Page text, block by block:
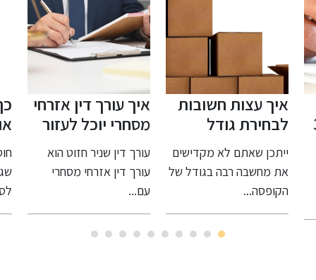
איך עורך דין אזרחי
מסחרי יוכל לעזור
לך?
עורך דין שניר חזוט הוא
עורך דין אזרחי מסחרי
עם...
כך תבחרו מזרון
אורטופדי מומלץ
עבורכם
חוסר בשעות שינה, בצורה
שגרתית, יכול לגרום לאדם
לסבול ממתח,...